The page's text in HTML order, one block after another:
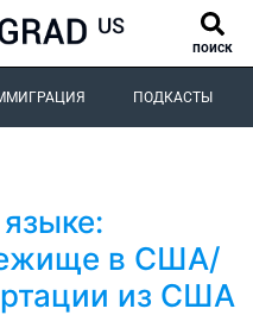
поиск
ПОДКАСТЫ
в США/
из США